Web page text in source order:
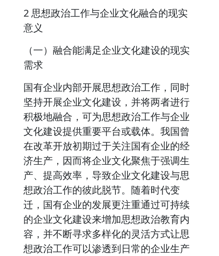
2 思想政治工作与企业文化融合的现实
意义
（一）融合能满足企业文化建设的现实
需求
国有企业内部开展思想政治工作，同时
坚持开展企业文化建设，并将两者进行
积极地融合，可为思想政治工作与企业
文化建设提供重要平台或载体。我国曾
在改革开放初期过于关注国有企业的经
济生产，因而将企业文化聚焦于强调生
产、提高效率，导致企业文化建设与思
想政治工作的彼此脱节。随着时代变
迁，国有企业的发展更注重通过可持续
的企业文化建设来增加思想政治教育内
容，并不断寻求多样化的灵活方式让思
想政治工作可以渗透到日常的企业生产